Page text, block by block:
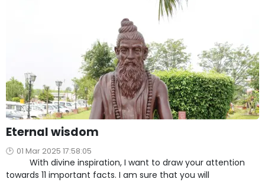
Eternal wisdom
01 Mar 2025 17:58:05
With divine inspiration, I want to draw your attention
towards 11 important facts. I am sure that you will